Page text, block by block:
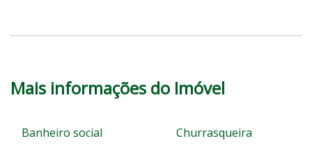
Mais informações do Imóvel
Banheiro social Churrasqueira